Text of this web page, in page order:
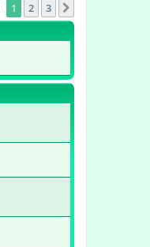
1 2 3